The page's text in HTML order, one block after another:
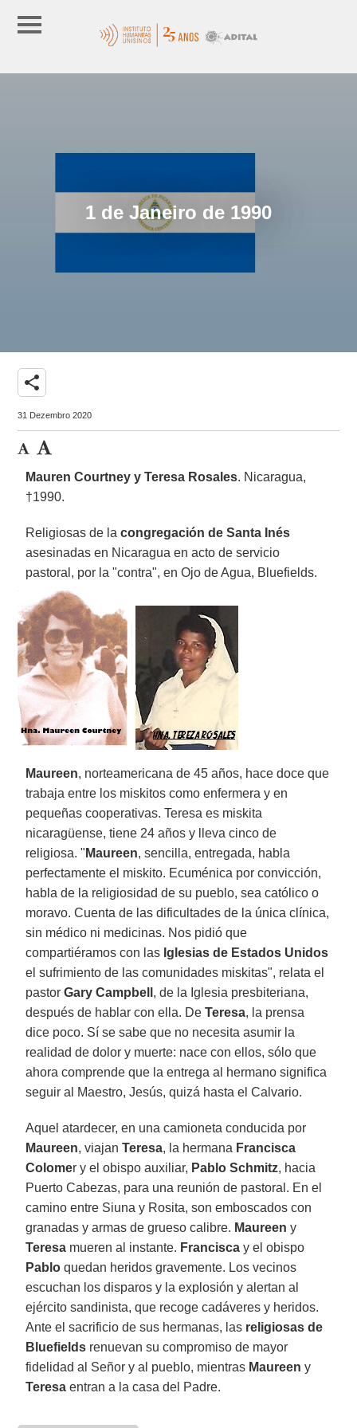
1 de Janeiro de 1990
share
31 Dezembro 2020
Mauren Courtney y Teresa Rosales. Nicaragua,
†1990.
Religiosas de lacongregación de Santa Inés
asesinadas en Nicaragua en acto de servicio
pastoral, por la "contra", en Ojo de Agua, Bluefields.
Maureen, norteamericana de 45 años, hace doce que
trabaja entre los miskitos como enfermera y en
pequeñas cooperativas. Teresa es miskita
nicaragüense, tiene 24 años y lleva cinco de
religiosa. " Maureen, sencilla, entregada, habla
perfectamente el miskito. Ecuménica por convicción,
habla de la religiosidad de su pueblo, sea católico o
moravo. Cuenta de las dificultades de la única clínica,
sin médico ni medicinas. Nos pidió que
compartiéramos con las Iglesias de Estados Unidos
el sufrimiento de las comunidades miskitas", relata el
pastorGary Campbell , de la Iglesia presbiteriana,
después de hablar con ella. DeTeresa, la prensa
dice poco. Sí se sabe que no necesita asumir la
realidad de dolor y muerte: nace con ellos, sólo que
ahora comprende que la entrega al hermano significa
seguir al Maestro, Jesús, quizá hasta el Calvario.
Aquel atardecer, en una camioneta conducida por
Maureen, viajanTeresa, la hermana Francisca
Colomer y el obispo auxiliar, Pablo Schmitz, hacia
Puerto Cabezas, para una reunión de pastoral. En el
camino entre Siuna y Rosita, son emboscados con
granadas y armas de grueso calibre. Maureen y
Teresa mueren al instante. Francisca y el obispo
Pablo quedan heridos gravemente. Los vecinos
escuchan los disparos y la explosión y alertan al
ejército sandinista, que recoge cadáveres y heridos.
Ante el sacrificio de sus hermanas, las religiosas de
Bluefields renuevan su compromiso de mayor
fidelidad al Señor y al pueblo, mientras Maureen y
Teresa entran a la casa del Padre.